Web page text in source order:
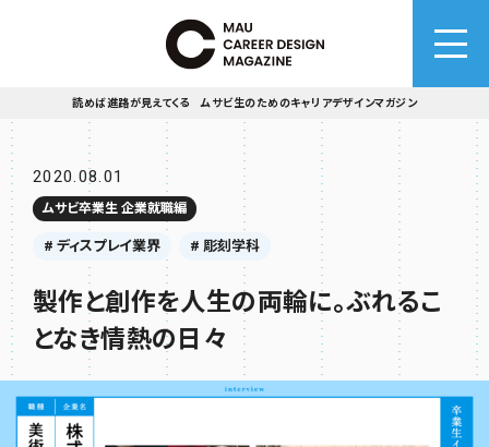
読めば進路が見えてくる ムサビ生のためのキャリアデザインマガジン
2020.08.01
ムサビ卒業生 企業就職編
# ディスプレイ業界 # 彫刻学科
製作と創作を人生の両輪に。ぶれるこ
となき情熱の日々